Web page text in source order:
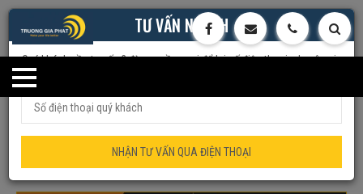
dùng bộ công tắc (K4BT)
TƯ VẤN NHANH
Quý khách cần tư vấn ? đừng ngần ngại để lại số điện thoại, chuyên gia
NHẬN TƯ VẤN QUA ĐIỆN THOẠI